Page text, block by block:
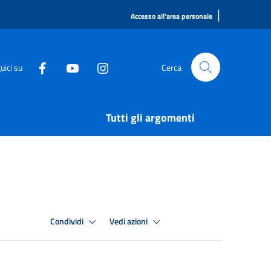
Accesso all'area personale |
su Cerca
Tutti gli argomenti
Condividi Vedi azioni